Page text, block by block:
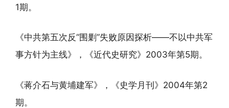
1期。
《中共第五次反“围剿”失败原因探析——不以中共军
事方针为主线》，《近代史研究》2003年第5期。
《蒋介石与黄埔建军》，《史学月刊》2004年第2
期。